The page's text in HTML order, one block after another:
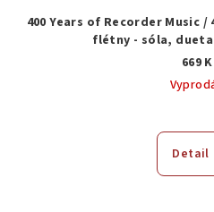
400 Years of Recorder Music
flétny - sóla,
669
Detail